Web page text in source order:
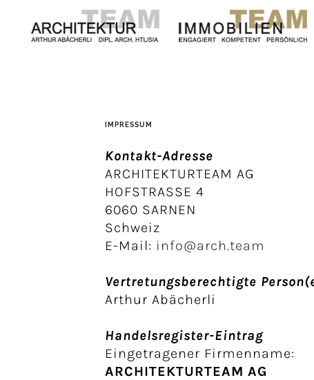
IMPRESSUM
Kontakt-Adresse
ARCHITEKTURTEAM AG
HOFSTRASSE 4
6060 SARNEN
Schweiz
E-Mail: info@arch.team
Vertretungsberechtigte
Arthur Abächerli
Handelsregister-Eintrag
Eingetragener Firmenname:
ARCHITEKTURTEAM AG